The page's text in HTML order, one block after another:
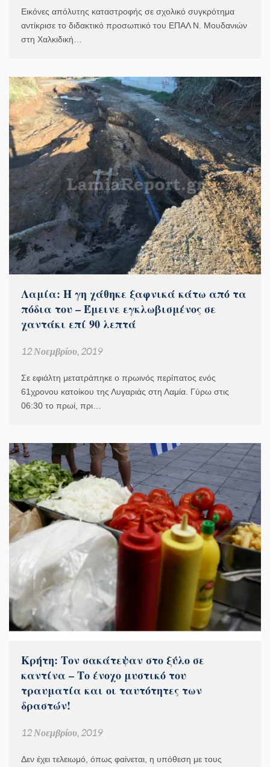
Εικόνες απόλυτης καταστροφής σε σχολικό συγκρότημα
αντίκρισε το διδακτικό προσωπικό του ΕΠΑΛ Ν. Μουδανιών
στη Χαλκιδική…
Λαμία: Η γη χάθηκε ξαφνικά κάτω από τα
πόδια του – Έμεινε εγκλωβισμένος σε
χαντάκι επί 90 λεπτά
12 Νοεμβρίου, 2019
Σε εφιάλτη μετατράπηκε ο πρωινός περίπατος ενός
61χρονου κατοίκου της Λυγαριάς στη Λαμία. Γύρω στις
06:30 το πρωί, πρι…
Κρήτη: Τον σακάτεψαν στο ξύλο σε
καντίνα – Το ένοχο μυστικό του
τραυματία και οι ταυτότητες των
δραστών!
12 Νοεμβρίου, 2019
Δεν έχει τελειωμό, όπως φαίνεται, η υπόθεση με τους